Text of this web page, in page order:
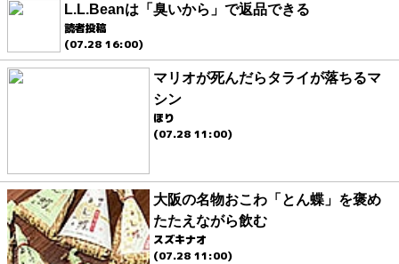
L.L.Beanは「臭いから」で返品できる
読者投稿
(07.28 16:00)
マリオが死んだらタライが落ちるマ
シン
ほり
(07.28 11:00)
大阪の名物おこわ「とん蝶」を褒め
たたえながら飲む
スズキナオ
(07.28 11:00)